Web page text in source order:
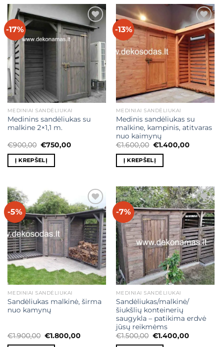
-17% Mėgstamiausias
MEDINIAI SANDĖLIUKAI
Medinins sandėliukas su
malkine 2×1,1 m.
€900,00 Original
was:
€900,00.
€750,00Current
Į KREPŠELĮ
-13% Mėgstamiausias
MEDINIAI SANDĖLIUKAI
Medinis sandėliukas su
malkine, kampinis, atitvaras
nuo kaimynų
€1.600,00 Original
was:
€1.600,00.
€1.400,00Current
Į KREPŠELĮ
-5% Mėgstamiausias
MEDINIAI SANDĖLIUKAI
Sandėliukas malkinė, širma
nuo kamynų
€1.900,00 Original
€1.800,00Current
-7% Mėgstamiausias
MEDINIAI SANDĖLIUKAI
Sandėliukas/malkinė/
šiukšlių konteinerių
saugykla – patikima erdvė
jūsų reikmėms
€1.500,00 Original
€1.400,00Current